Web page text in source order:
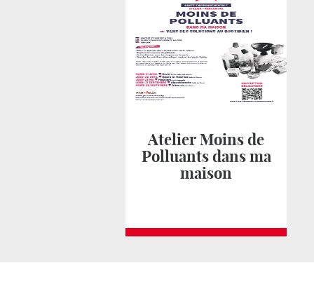
Atelier Moins de
Polluants dans ma
maison